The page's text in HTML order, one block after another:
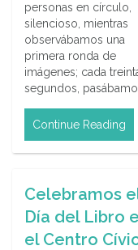
personas en círculo,
silencioso, mientras
observábamos una
primera ronda de
imágenes; cada
segundos,
Continue Reading
Celebramos
Día del Libro
el Centro